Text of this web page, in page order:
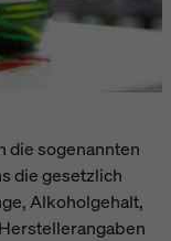
die sogenannten
die gesetzlich
Alkoholgehalt,